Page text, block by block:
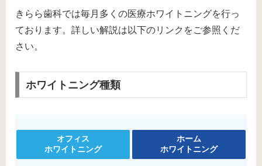
きらら歯科では毎月多くの医療ホワイトニングを行っ
ております。詳しい解説は以下のリンクをご参照くだ
さい。
ホワイトニング種類
オフィス
ホワイトニング
ホーム
ホワイトニング